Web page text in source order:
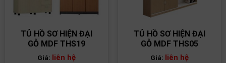
TỦ HỒ SƠ HIỆN ĐẠI
GỖ MDF THS19
Giá: liên hệ
TỦ HỒ SƠ HIỆN ĐẠI
GỖ MDF THS05
Giá: liên hệ